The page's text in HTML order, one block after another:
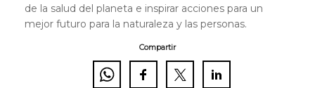
de la salud del planeta e inspirar acciones para un
mejor futuro para la naturaleza y las personas.
Compartir